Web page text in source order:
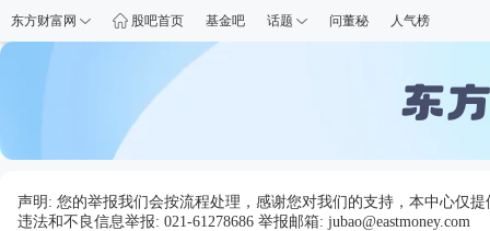
东方财富网 股吧首页 基金吧 话题 问董秘 人气榜
声明: 您的举报我们会按流程处理，感谢您对我们的支持，本中心仅
违法和不良信息举报: 021-61278686 举报邮箱: jubao@eastmoney.com